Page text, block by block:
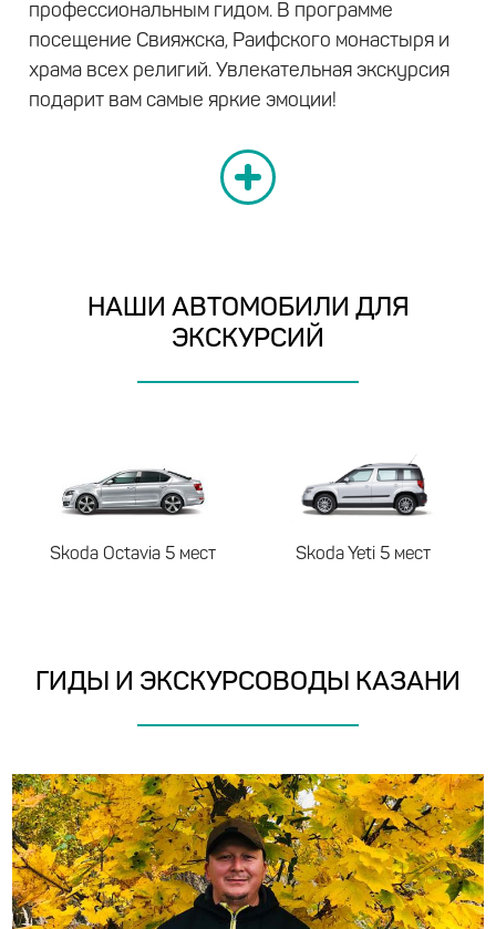
профессиональным гидом. В программе
посещение Свияжска, Раифского монастыря и
храма всех религий. Увлекательная экскурсия
подарит вам самые яркие эмоции!
НАШИ АВТОМОБИЛИ ДЛЯ
ЭКСКУРСИЙ
Skoda Octavia 5 мест Skoda Yeti 5 мест
ГИДЫ И ЭКСКУРСОВОДЫ КАЗАНИ